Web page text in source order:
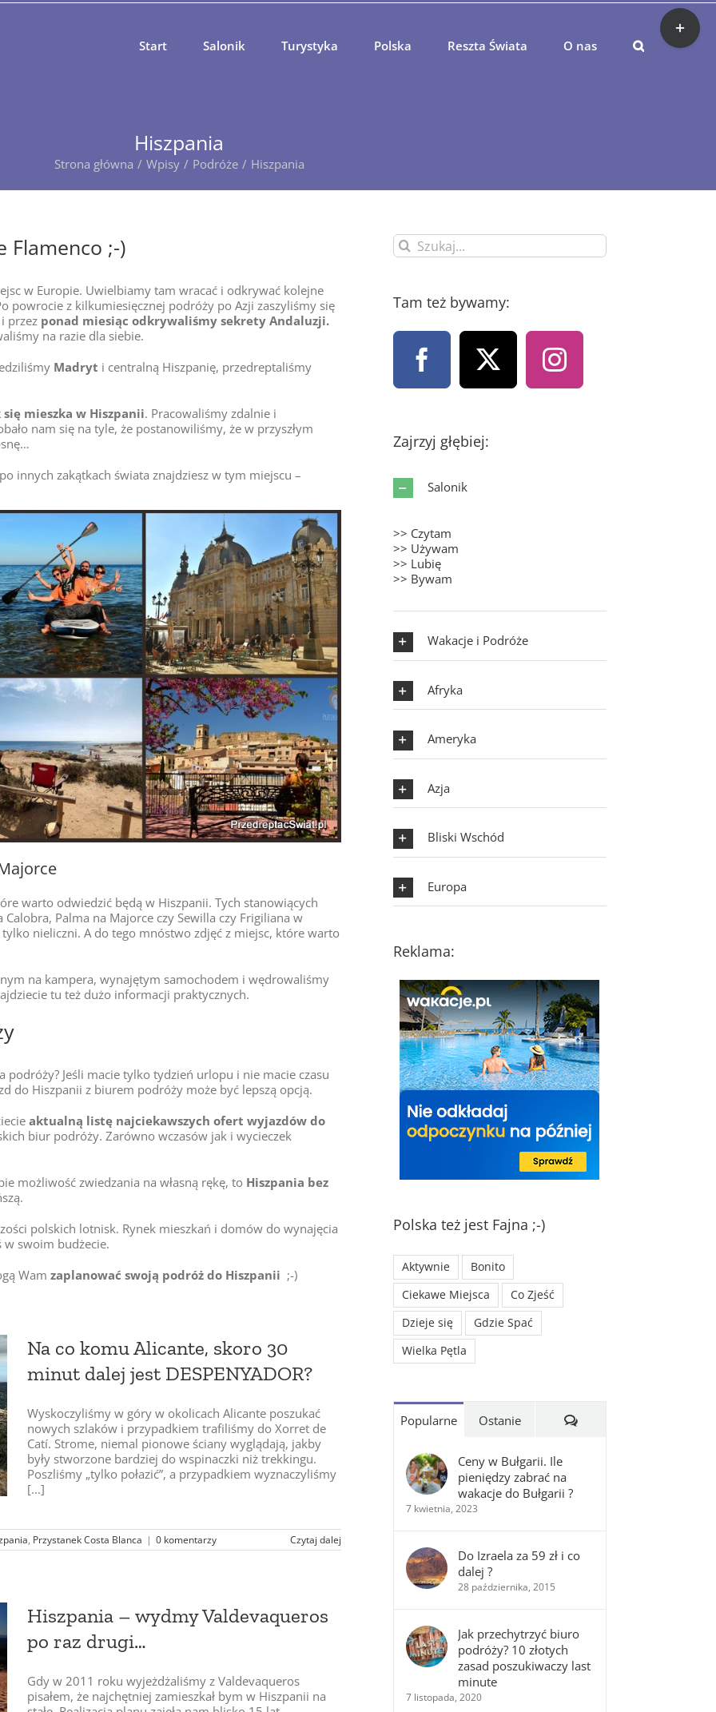
Start Salonik Turystyka Polska Reszta Świata O nas
Hiszpania
Strona główna Wpisy Podróże Hiszpania
Flamenco ;-)
w Europie. Uwielbiamy tam wracać i odkrywać kolejne
powrocie z kilkumiesięcznej podróży po Azji zaszyliśmy się
przez ponad miesiąc odkrywaliśmy sekrety Andaluzji.
na razie dla siebie.
Madryt i centralną Hiszpanię, przedreptaliśmy
się mieszka w Hiszpanii. Pracowaliśmy zdalnie i
nam się na tyle, że postanowiliśmy, że w przyszłym
innych zakątkach świata znajdziesz w tym miejscu –
warto odwiedzić będą w Hiszpanii. Tych stanowiących
Palma na Majorce czy Sewilla czy Frigiliana w
nieliczni. A do tego mnóstwo zdjęć z miejsc, które warto
na kampera, wynajętym samochodem i wędrowaliśmy
tu też dużo informacji praktycznych.
podróży? Jeśli macie tylko tydzień urlopu i nie macie czasu
do Hiszpanii z biurem podróży może być lepszą opcją.
aktualną listę najciekawszych ofert wyjazdów do
biur podróży. Zarówno wczasów jak i wycieczek
możliwość zwiedzania na własną rękę, to Hiszpania bez
polskich lotnisk. Rynek mieszkań i domów do wynajęcia
swoim budżecie.
Wam zaplanować swoją podróż do Hiszpanii ;-)
Na co komu Alicante, skoro 30
minut dalej jest DESPENYADOR?
Wyskoczyliśmy w góry w okolicach Alicante poszukać
nowych szlaków i przypadkiem trafiliśmy do Xorret de
Catí. Strome, niemal pionowe ściany wyglądają, jakby
były stworzone bardziej do wspinaczki niż trekkingu.
Poszliśmy „tylko połazić”, a przypadkiem wyznaczyliśmy
[...]
, Przystanek Costa Blanca | 0 komentarzy Czytaj dalej
Hiszpania – wydmy Valdevaqueros
po raz drugi…
Gdy w 2011 roku wyjeżdżaliśmy z Valdevaqueros
pisałem, że najchętniej zamieszkał bym w Hiszpanii na
Szukaj
Tam też bywamy:
Zajrzyj głębiej:
Salonik
>> Czytam
>> Używam
>> Lubię
>> Bywam
Wakacje i Podróże
Afryka
Ameryka
Azja
Bliski Wschód
Europa
Reklama:
Polska też jest Fajna ;-)
Aktywnie
Bonito
Ciekawe Miejsca
Co Zjeść
Dzieje się
Gdzie Spać
Wielka Pętla
Popularne Ostanie Komentarze
Ceny w Bułgarii. Ile
pieniędzy zabrać na
wakacje do Bułgarii ?
7 kwietnia, 2023
Do Izraela za 59 zł i co
dalej ?
28 października, 2015
Jak przechytrzyć biuro
podróży? 10 złotych
zasad poszukiwaczy last
minute
7 listopada, 2020
Toggle
Sliding
Bar